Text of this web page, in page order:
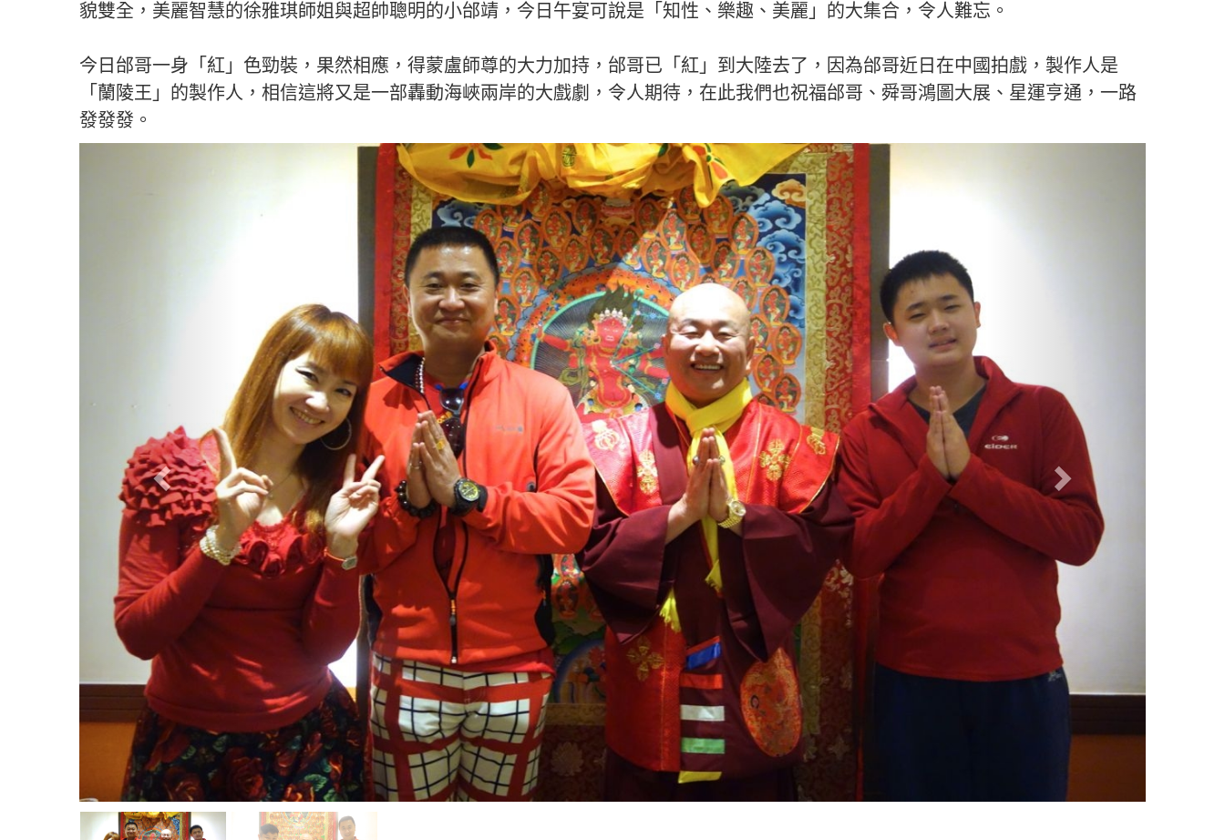
貌雙全，美麗智慧的徐雅琪師姐與超帥聰明的小邰靖，今日午宴可說是「知性、樂趣、美麗」的大集合，令人難忘。
今日邰哥一身「紅」色勁裝，果然相應，得蒙盧師尊的大力加持，邰哥已「紅」到大陸去了，因為邰哥近日在中國拍戲，製作人是
「蘭陵王」的製作人，相信這將又是一部轟動海峽兩岸的大戲劇，令人期待，在此我們也祝福邰哥、舜哥鴻圖大展、星運亨通，一路
發發發。